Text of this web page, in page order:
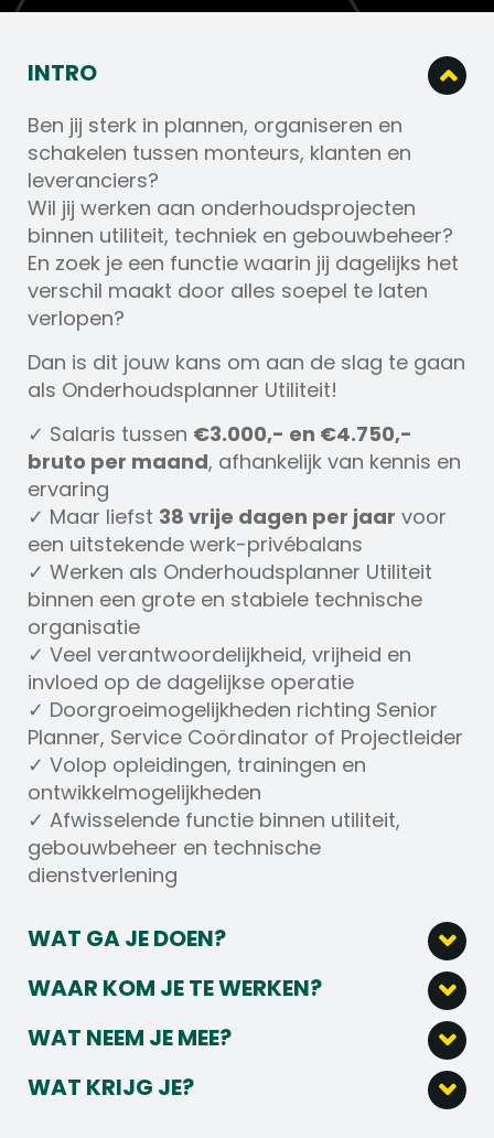
INTRO
Ben jij sterk in plannen, organiseren en
schakelen tussen monteurs, klanten en
leveranciers?
Wil jij werken aan onderhoudsprojecten
binnen utiliteit, techniek en gebouwbeheer?
En zoek je een functie waarin jij dagelijks het
verschil maakt door alles soepel te laten
verlopen?
Dan is dit jouw kans om aan de slag te gaan
als Onderhoudsplanner Utiliteit!
✓ Salaris tussen €3.000,- en €4.750,-
bruto per maand, afhankelijk van kennis en
ervaring
✓ Maar liefst 38 vrije dagen per jaar voor
een uitstekende werk-privébalans
✓ Werken als Onderhoudsplanner Utiliteit
binnen een grote en stabiele technische
organisatie
✓ Veel verantwoordelijkheid, vrijheid en
invloed op de dagelijkse operatie
✓ Doorgroeimogelijkheden richting Senior
Planner, Service Coördinator of Projectleider
✓ Volop opleidingen, trainingen en
ontwikkelmogelijkheden
✓ Afwisselende functie binnen utiliteit,
gebouwbeheer en technische
dienstverlening
WAT GA JE DOEN?
ervoor dat onderhoudswerkzaamheden,
serviceverzoeken en technische projecten
optimaal worden gepland en
gecoördineerd.
WAAR KOM JE TE WERKEN?
Als Onderhoudsplanner Utiliteit ga je aan de
slag bij een toonaangevende technische
dienstverlener die verantwoordelijk is voor
het beheer, onderhoud en de
WAT NEEM JE MEE?
Affiniteit met techniek, utiliteit, onderhoud
WAT KRIJG JE?
€3.000,-